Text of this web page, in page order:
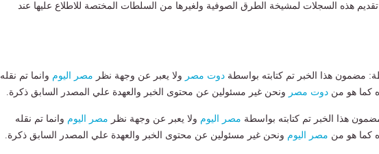
هذه السجلات لمشيخة الطرق الصوفية ولغيرها من السلطات المختصة للاطلاع عليها عند
مضمون هذا الخبر تم كتابته بواسطة دوت مصر ولا يعبر عن وجهة نظر مصر اليوم وانما تم نقله
كما هو من دوت مصر ونحن غير مسئولين عن محتوى الخبر والعهدة علي المصدر السابق ذكرة.
مضمون هذا الخبر تم كتابته بواسطة مصر اليوم ولا يعبر عن وجهة نظر مصر اليوم وانما تم نقله
كما هو من مصر اليوم ونحن غير مسئولين عن محتوى الخبر والعهدة علي المصدر السابق ذكرة.